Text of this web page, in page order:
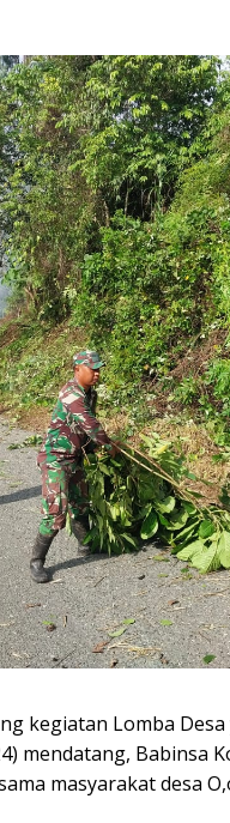
kegiatan Lomba
mendatang, Babinsa
masyarakat desa